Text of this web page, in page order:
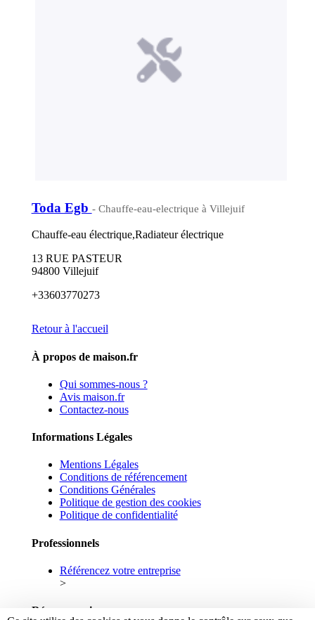
Toda Egb - Chauffe-eau-electrique à Villejuif
Chauffe-eau électrique,Radiateur électrique
13 RUE PASTEUR
94800 Villejuif
+33603770273
Retour à l'accueil
À propos de maison.fr
Qui sommes-nous ?
Avis maison.fr
Contactez-nous
Informations Légales
Mentions Légales
Conditions de référencement
Conditions Générales
Politique de gestion des cookies
Politique de confidentialité
Professionnels
Référencez votre entreprise
>
Réseaux sociaux